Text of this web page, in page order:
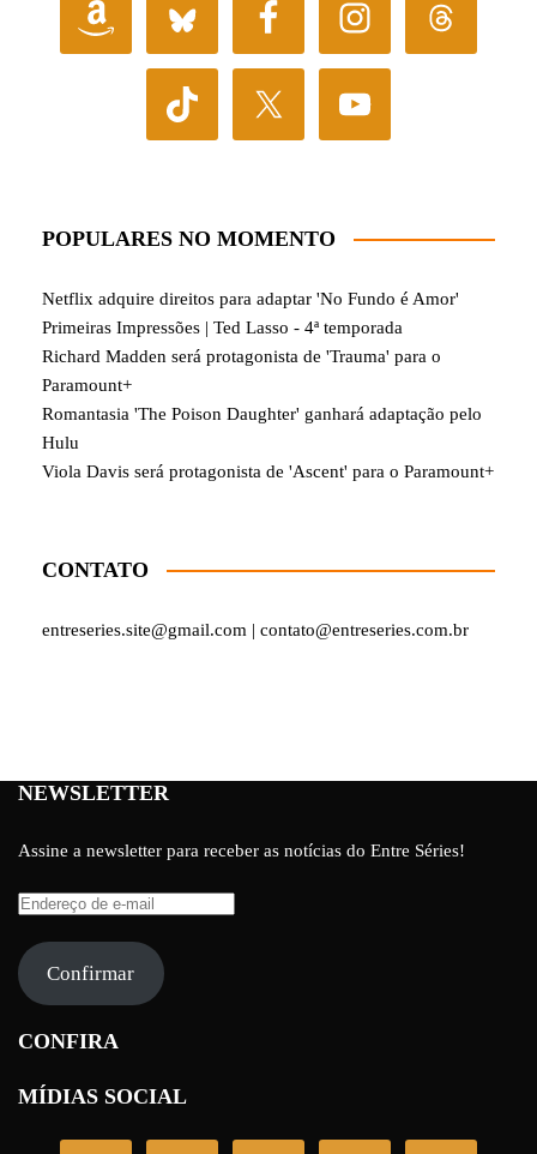
POPULARES NO MOMENTO
Netflix adquire direitos para adaptar 'No Fundo é Amor'
Primeiras Impressões | Ted Lasso - 4ª temporada
Richard Madden será protagonista de 'Trauma' para o
Paramount+
Romantasia 'The Poison Daughter' ganhará adaptação pelo
Hulu
Viola Davis será protagonista de 'Ascent' para o Paramount+
CONTATO
entreseries.site@gmail.com | contato@entreseries.com.br
NEWSLETTER
Assine a newsletter para receber as notícias do Entre Séries!
Endereço
e-
mail
Confirmar
CONFIRA
MÍDIAS SOCIAL